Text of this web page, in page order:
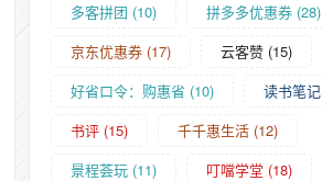
多客拼团 (10) 拼多多优惠券 (28)
京东优惠券 (17) 云客赞 (15)
好省口令：购惠省 (10) 读书笔记
书评 (15) 千千惠生活 (12)
景程荟玩 (11) 叮噹学堂 (18)